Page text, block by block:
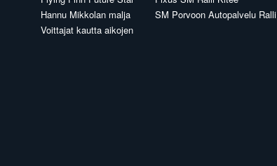
Hannu Mikkolan malja
Voittajat kautta aikojen
SM Porvoon Autopalvelu Ralli